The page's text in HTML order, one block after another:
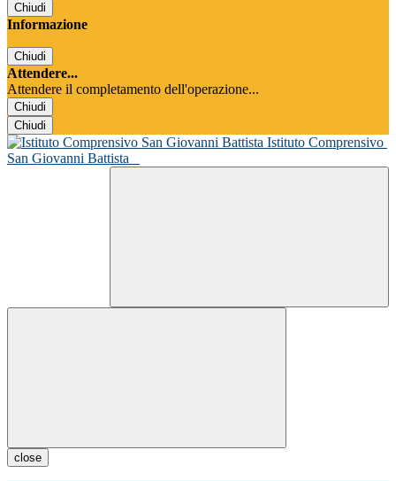
Chiudi
Informazione
Chiudi
Attendere...
Attendere il completamento dell'operazione...
Chiudi
Chiudi
Istituto Comprensivo
San Giovanni Battista
close